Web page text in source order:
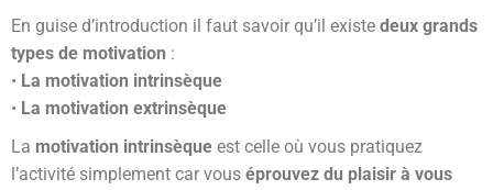
En guise d’introduction il faut savoir qu’il existe deux grands
types de motivation :
• La motivation intrinsèque
• La motivation extrinsèque
La motivation intrinsèque est celle où vous pratiquez
l’activité simplement car vous éprouvez du plaisir à vous